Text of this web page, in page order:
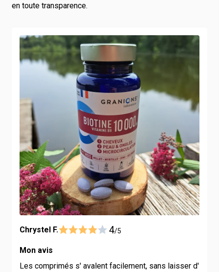
en toute transparence.
Chrystel F. 4/5
Mon avis
Les comprimés s' avalent facilement, sans laisser d'